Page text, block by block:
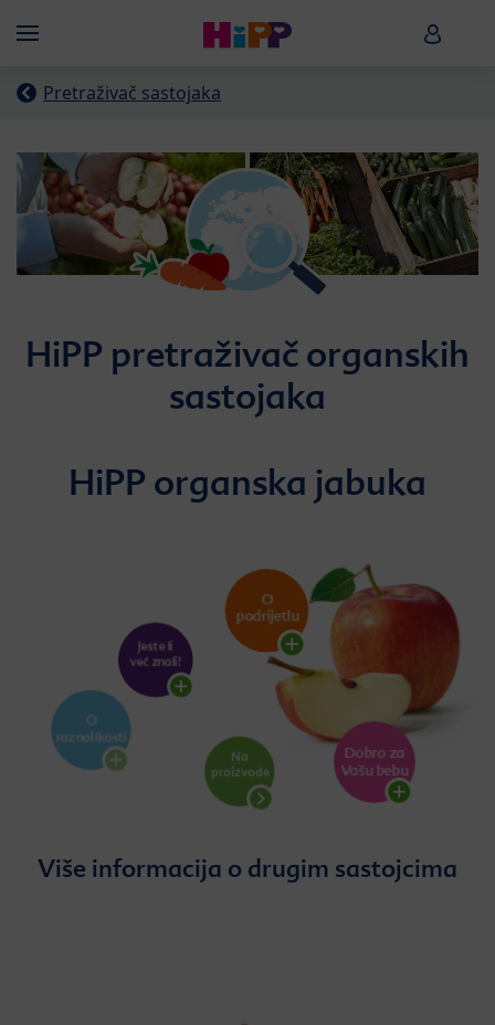
Menü HiPP
Pretraživač sastojaka
HiPP pretraživač organskih
sastojaka
HiPP organska jabuka
Više informacija o drugim sastojcima